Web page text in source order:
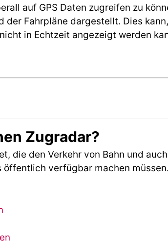
auf GPS Daten zugreifen zu
der Fahrpläne dargestellt. Dies
in Echtzeit angezeigt werden
Zugradar?
die den Verkehr von Bahn und
verfügbar machen